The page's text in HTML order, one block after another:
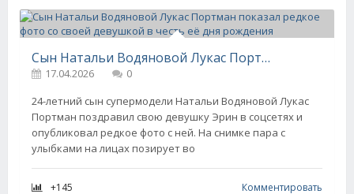
Сын Натальи Водяновой Лукас Портман показал редкое фото со своей девушкой в честь её дня рождения
17.04.2026
0
24-летний сын супермодели Натальи Водяновой Лукас
Портман поздравил свою девушку Эрин в соцсетях и
опубликовал редкое фото с ней. На снимке пара с
улыбками на лицах позирует во
+145 Комментировать